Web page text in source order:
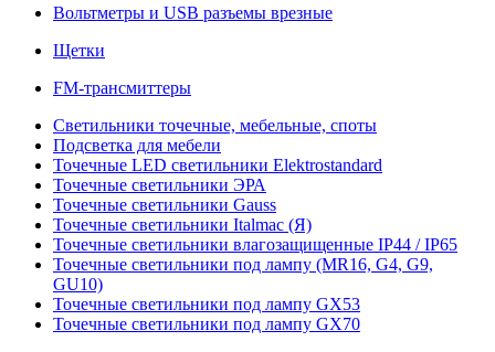
Вольтметры и USB разъемы врезные
Щетки
FM-трансмиттеры
Светильники точечные, мебельные, споты
Подсветка для мебели
Точечные LED светильники Elektrostandard
Точечные светильники ЭРА
Точечные светильники Gauss
Точечные светильники Italmac (Я)
Точечные светильники влагозащищенные IP44 / IP65
Точечные светильники под лампу (MR16, G4, G9,
GU10)
Точечные светильники под лампу GX53
Точечные светильники под лампу GX70